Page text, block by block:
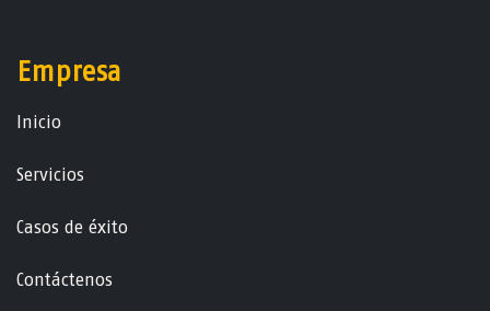
Empresa
Ini​ci​o
Servicios
Casos de éxito
Contáctenos